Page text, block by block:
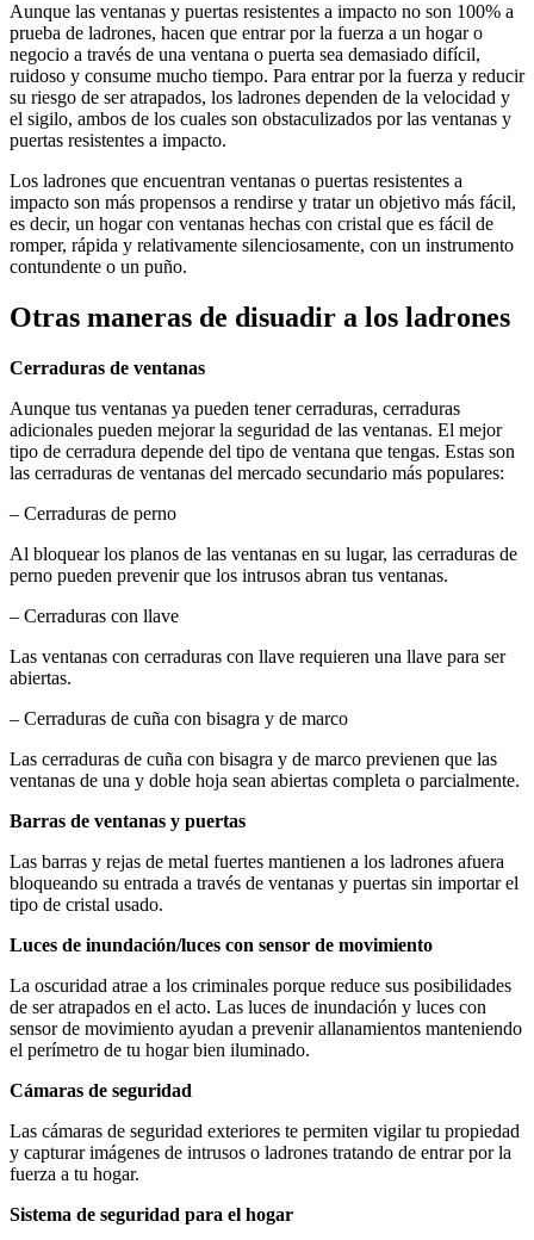
Aunque las ventanas y puertas resistentes a impacto no son 100% a
prueba de ladrones, hacen que entrar por la fuerza a un hogar o
negocio a través de una ventana o puerta sea demasiado difícil,
ruidoso y consume mucho tiempo. Para entrar por la fuerza y reducir
su riesgo de ser atrapados, los ladrones dependen de la velocidad y
el sigilo, ambos de los cuales son obstaculizados por las ventanas y
puertas resistentes a impacto.
Los ladrones que encuentran ventanas o puertas resistentes a
impacto son más propensos a rendirse y tratar un objetivo más fácil,
es decir, un hogar con ventanas hechas con cristal que es fácil de
romper, rápida y relativamente silenciosamente, con un instrumento
contundente o un puño.
Otras maneras de disuadir a los ladrones
Cerraduras de ventanas
Aunque tus ventanas ya pueden tener cerraduras, cerraduras
adicionales pueden mejorar la seguridad de las ventanas. El mejor
tipo de cerradura depende del tipo de ventana que tengas. Estas son
las cerraduras de ventanas del mercado secundario más populares:
– Cerraduras de perno
Al bloquear los planos de las ventanas en su lugar, las cerraduras de
perno pueden prevenir que los intrusos abran tus ventanas.
– Cerraduras con llave
Las ventanas con cerraduras con llave requieren una llave para ser
abiertas.
– Cerraduras de cuña con bisagra y de marco
Las cerraduras de cuña con bisagra y de marco previenen que las
ventanas de una y doble hoja sean abiertas completa o parcialmente.
Barras de ventanas y puertas
Las barras y rejas de metal fuertes mantienen a los ladrones afuera
bloqueando su entrada a través de ventanas y puertas sin importar el
tipo de cristal usado.
Luces de inundación/luces con sensor de movimiento
La oscuridad atrae a los criminales porque reduce sus posibilidades
de ser atrapados en el acto. Las luces de inundación y luces con
sensor de movimiento ayudan a prevenir allanamientos manteniendo
el perímetro de tu hogar bien iluminado.
Cámaras de seguridad
Las cámaras de seguridad exteriores te permiten vigilar tu propiedad
y capturar imágenes de intrusos o ladrones tratando de entrar por la
fuerza a tu hogar.
Sistema de seguridad para el hogar